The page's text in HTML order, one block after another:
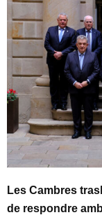
Les Cambres
de respondre